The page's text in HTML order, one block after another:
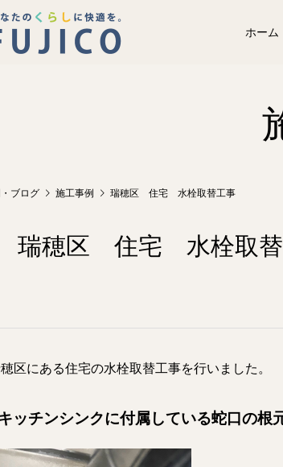
ホーム
ブログ 施工事例 瑞穂区 住宅 水栓取替工事
瑞穂区 住宅 水栓取替
区にある住宅の水栓取替工事を行いました。
ッチンシンクに付属している蛇口の根